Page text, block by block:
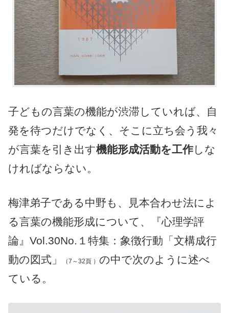
子どもの言葉の機能が渋滞していれば、自
発を待つだけでなく、そこに立ち会う我々
が言葉を引き出す機能形成活動を工作しな
ければならない。
梅津弟子である中野も、見本合わせ法によ
る言葉の機能形成について、『心理学評
論』Vol.30No.１特集：象徴行動「文構成行
動の図式」
（7～32頁 ） の中で次のように述べ
ている。